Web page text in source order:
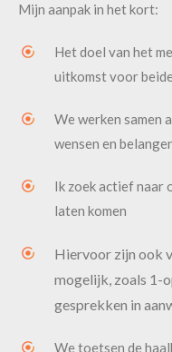
Mijn aanpak in het kort:
Het doel van het
uitkomst voor
We werken samen
wensen en
Ik zoek actief naar
laten komen
Hiervoor zijn ook
mogelijk, zoals 1-
gesprekken in
We toetsen de